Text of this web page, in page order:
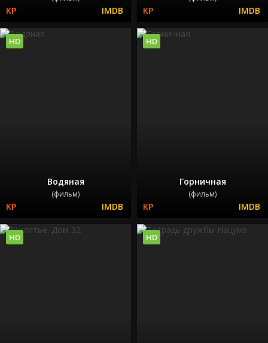
Водяная
(фильм)
HD
Горничная
(фильм)
HD
HD HD